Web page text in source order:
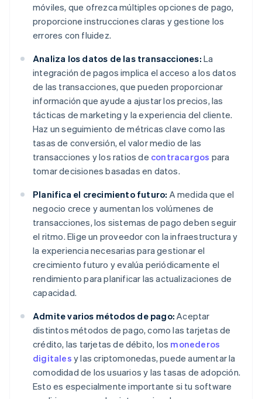
móviles, que ofrezca múltiples opciones de pago,
proporcione instrucciones claras y gestione los
errores con fluidez.
Analiza los datos de las transacciones: La
integración de pagos implica el acceso a los datos
de las transacciones, que pueden proporcionar
información que ayude a ajustar los precios, las
tácticas de marketing y la experiencia del cliente.
Haz un seguimiento de métricas clave como las
tasas de conversión, el valor medio de las
transacciones y los ratios de contracargos para
tomar decisiones basadas en datos.
Planifica el crecimiento futuro: A medida que el
negocio crece y aumentan los volúmenes de
transacciones, los sistemas de pago deben seguir
el ritmo. Elige un proveedor con la infraestructura y
la experiencia necesarias para gestionar el
crecimiento futuro y evalúa periódicamente el
rendimiento para planificar las actualizaciones de
capacidad.
Admite varios métodos de pago: Aceptar
distintos métodos de pago, como las tarjetas de
crédito, las tarjetas de débito, los monederos
digitales y las criptomonedas, puede aumentar la
comodidad de los usuarios y las tasas de adopción.
Esto es especialmente importante si tu software